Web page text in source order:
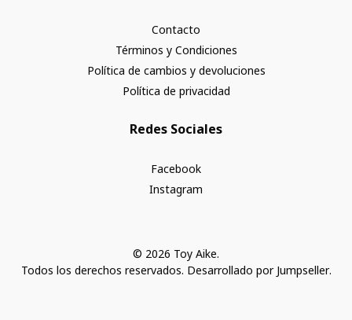
Contacto
Términos y Condiciones
Política de cambios y devoluciones
Política de privacidad
Redes Sociales
Facebook
Instagram
© 2026 Toy Aike.
Todos los derechos reservados. Desarrollado por Jumpseller.